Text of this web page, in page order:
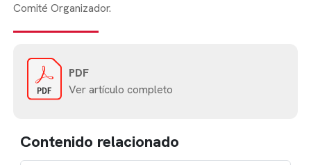
Comité Organizador.
PDF
Ver artículo completo
Contenido relacionado